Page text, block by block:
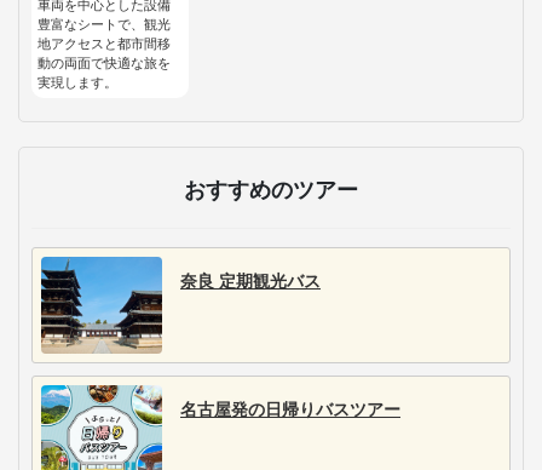
車両を中心とした設備
豊富なシートで、観光
地アクセスと都市間移
動の両面で快適な旅を
実現します。
おすすめのツアー
奈良 定期観光バス
名古屋発の日帰りバスツアー